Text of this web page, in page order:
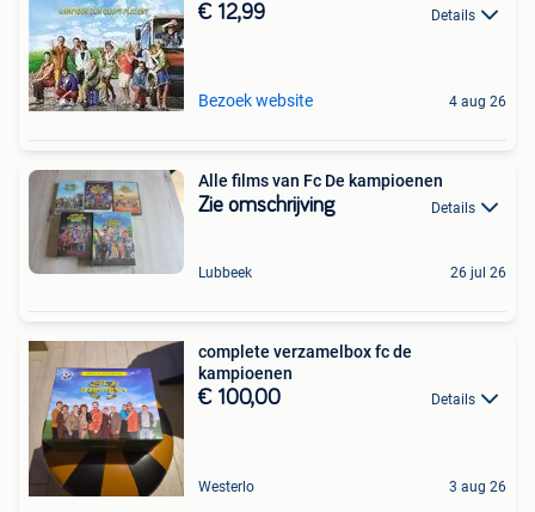
€ 12,99 Details
Bezoek website 4 aug 26
Alle films van Fc De kampioenen
Zie omschrijving Details
Lubbeek 26 jul 26
complete verzamelbox fc de
kampioenen
€ 100,00 Details
Westerlo 3 aug 26